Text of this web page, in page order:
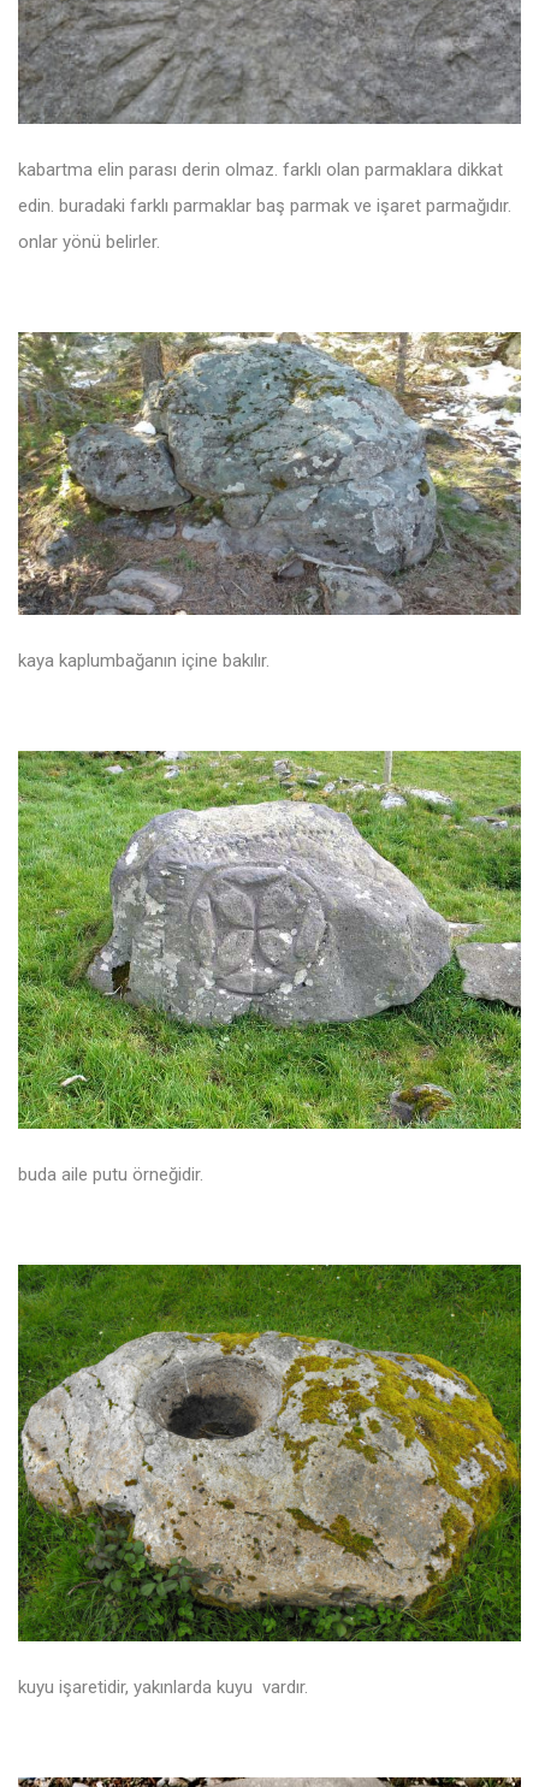
kabartma elin parası derin olmaz. farklı olan parmaklara dikkat
edin. buradaki farklı parmaklar baş parmak ve işaret parmağıdır.
onlar yönü belirler.
kaya kaplumbağanın içine bakılır.
buda aile putu örneğidir.
kuyu işaretidir, yakınlarda kuyu vardır.